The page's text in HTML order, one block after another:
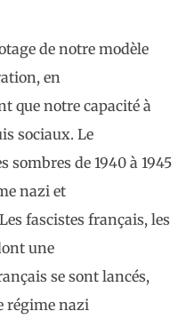
de notre modèle
en
que notre capacité à
sociaux. Le
sombres de 1940 à 1945
nazi et
fascistes français, les
une
se sont lancés,
régime nazi